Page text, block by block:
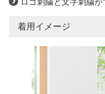
着用イメージ